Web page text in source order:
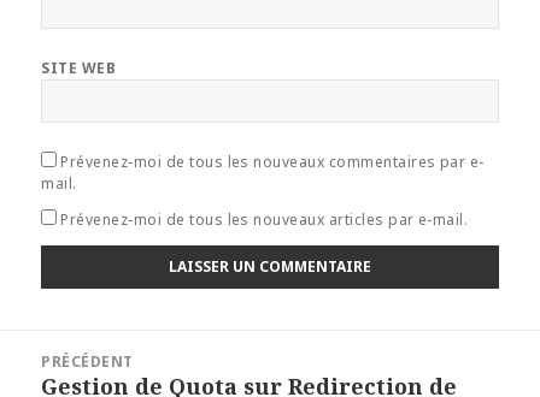
SITE WEB
Prévenez-moi de tous les nouveaux commentaires par e-
mail.
Prévenez-moi de tous les nouveaux articles par e-mail.
PRÉCÉDENT
Article
Gestion de Quota sur Redirection de